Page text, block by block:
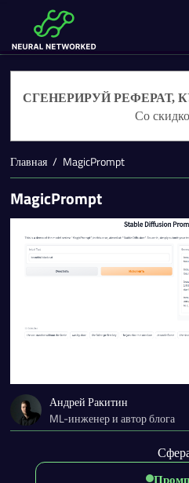
СГЕНЕРИРУЙ РЕФЕРАТ,
Со
Главная MagicPrompt
MagicPrompt
Андрей Ракитин
ML-инженер и автор блога